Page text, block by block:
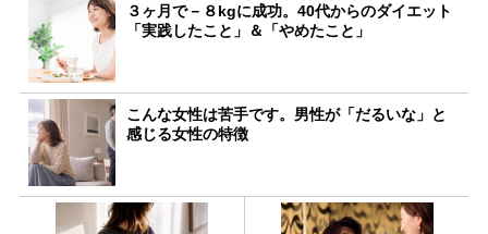
３ヶ月で－８kgに成功。40代からのダイエット
「実践したこと」＆「やめたこと」
こんな女性は苦手です。男性が「だるいな」と
感じる女性の特徴